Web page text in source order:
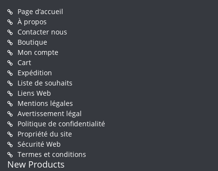
Page d’accueil
À propos
Contacter nous
Boutique
Mon compte
Cart
Expédition
Liste de souhaits
Liens Web
Mentions légales
Avertissement légal
Politique de confidentialité
Propriété du site
Sécurité Web
Termes et conditions
New Products